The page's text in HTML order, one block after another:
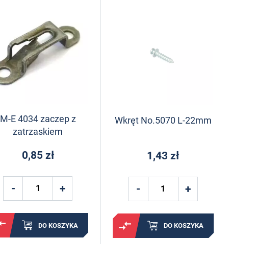
M-E 4034 zaczep z
zatrzaskiem
0,85 zł
DO KOSZYKA
Wkręt No.5070 L-22mm
1,43 zł
DO KOSZYKA